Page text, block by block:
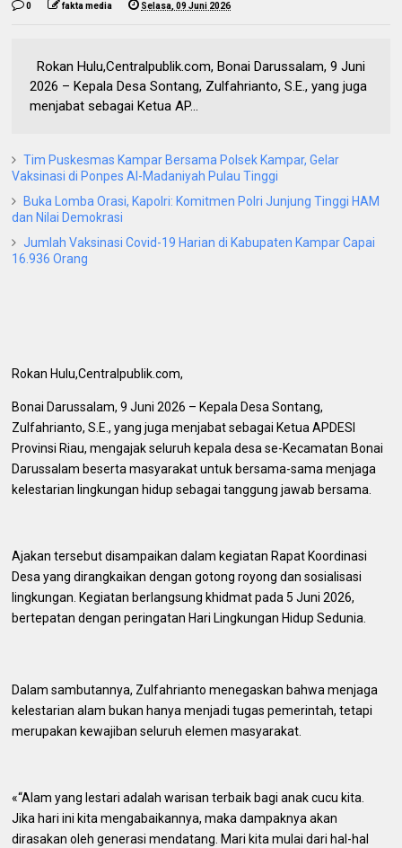
0 fakta media Selasa, 09 Juni 2026
Rokan Hulu,Centralpublik.com, Bonai Darussalam, 9 Juni
2026 – Kepala Desa Sontang, Zulfahrianto, S.E., yang juga
menjabat sebagai Ketua AP...
Tim Puskesmas Kampar Bersama Polsek Kampar, Gelar
Vaksinasi di Ponpes Al-Madaniyah Pulau Tinggi
Buka Lomba Orasi, Kapolri: Komitmen Polri Junjung Tinggi HAM
dan Nilai Demokrasi
Jumlah Vaksinasi Covid-19 Harian di Kabupaten Kampar Capai
16.936 Orang
Rokan Hulu,Centralpublik.com,
Bonai Darussalam, 9 Juni 2026 – Kepala Desa Sontang,
Zulfahrianto, S.E., yang juga menjabat sebagai Ketua APDESI
Provinsi Riau, mengajak seluruh kepala desa se-Kecamatan Bonai
Darussalam beserta masyarakat untuk bersama-sama menjaga
kelestarian lingkungan hidup sebagai tanggung jawab bersama.
Ajakan tersebut disampaikan dalam kegiatan Rapat Koordinasi
Desa yang dirangkaikan dengan gotong royong dan sosialisasi
lingkungan. Kegiatan berlangsung khidmat pada 5 Juni 2026,
bertepatan dengan peringatan Hari Lingkungan Hidup Sedunia.
Dalam sambutannya, Zulfahrianto menegaskan bahwa menjaga
kelestarian alam bukan hanya menjadi tugas pemerintah, tetapi
merupakan kewajiban seluruh elemen masyarakat.
«“Alam yang lestari adalah warisan terbaik bagi anak cucu kita.
Jika hari ini kita mengabaikannya, maka dampaknya akan
dirasakan oleh generasi mendatang. Mari kita mulai dari hal-hal